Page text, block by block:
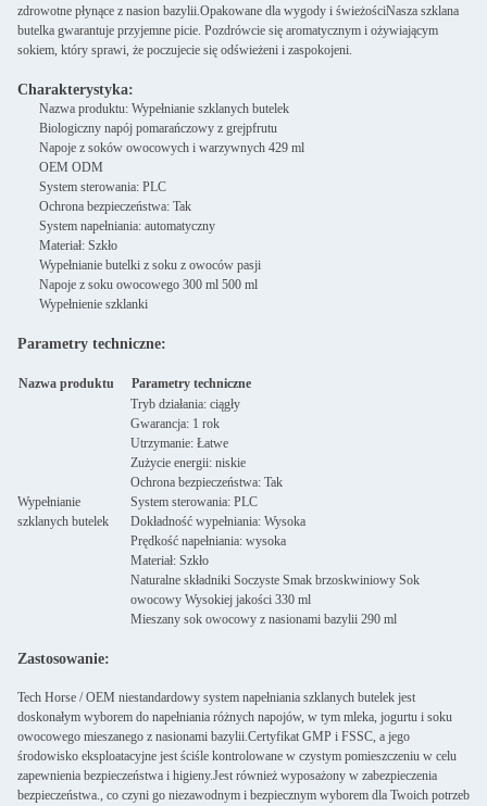
zdrowotne płynące z nasion bazylii.Opakowane dla wygody i świeżościNasza szklana
butelka gwarantuje przyjemne picie. Pozdrówcie się aromatycznym i ożywiającym
sokiem, który sprawi, że poczujecie się odświeżeni i zaspokojeni.
Charakterystyka:
Nazwa produktu: Wypełnianie szklanych butelek
Biologiczny napój pomarańczowy z grejpfrutu
Napoje z soków owocowych i warzywnych 429 ml
OEM ODM
System sterowania: PLC
Ochrona bezpieczeństwa: Tak
System napełniania: automatyczny
Materiał: Szkło
Wypełnianie butelki z soku z owoców pasji
Napoje z soku owocowego 300 ml 500 ml
Wypełnienie szklanki
Parametry techniczne:
Nazwa produktu Parametry techniczne
Wypełnianie
szklanych butelek
Tryb działania: ciągły
Gwarancja: 1 rok
Utrzymanie: Łatwe
Zużycie energii: niskie
Ochrona bezpieczeństwa: Tak
System sterowania: PLC
Dokładność wypełniania: Wysoka
Prędkość napełniania: wysoka
Materiał: Szkło
Naturalne składniki Soczyste Smak brzoskwiniowy Sok
owocowy Wysokiej jakości 330 ml
Mieszany sok owocowy z nasionami bazylii 290 ml
Zastosowanie:
Tech Horse / OEM niestandardowy system napełniania szklanych butelek jest
doskonałym wyborem do napełniania różnych napojów, w tym mleka, jogurtu i soku
owocowego mieszanego z nasionami bazylii.Certyfikat GMP i FSSC, a jego
środowisko eksploatacyjne jest ściśle kontrolowane w czystym pomieszczeniu w celu
zapewnienia bezpieczeństwa i higieny.Jest również wyposażony w zabezpieczenia
bezpieczeństwa., co czyni go niezawodnym i bezpiecznym wyborem dla Twoich potrzeb